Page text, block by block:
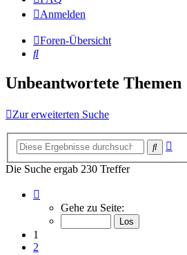
Anmelden
Foren-Übersicht
Suche
Unbeantwortete Themen
Zur erweiterten Suche
Suche
Die Suche ergab 230 Treffer
von
Gehe zu Seite:
1
2